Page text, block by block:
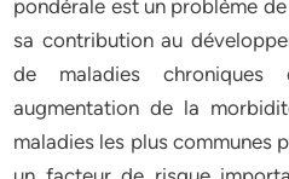
pondérale est un problème
sa contribution au
de maladies
augmentation de la
maladies les plus communes